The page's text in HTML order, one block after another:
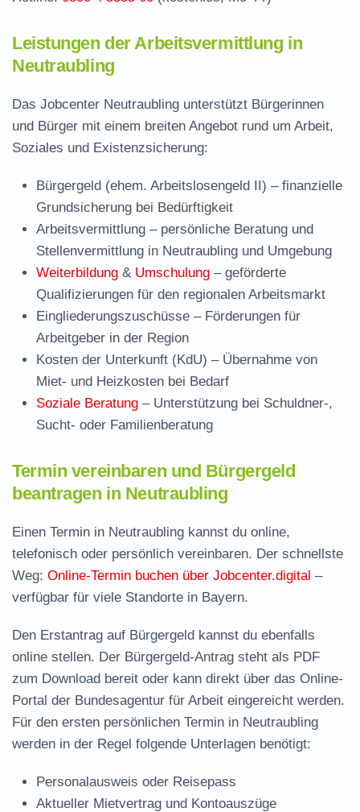
Leistungen der Arbeitsvermittlung in
Neutraubling
Das Jobcenter Neutraubling unterstützt Bürgerinnen
und Bürger mit einem breiten Angebot rund um Arbeit,
Soziales und Existenzsicherung:
Bürgergeld (ehem. Arbeitslosengeld II) – finanzielle
Grundsicherung bei Bedürftigkeit
Arbeitsvermittlung – persönliche Beratung und
Stellenvermittlung in Neutraubling und Umgebung
Weiterbildung & Umschulung – geförderte
Qualifizierungen für den regionalen Arbeitsmarkt
Eingliederungszuschüsse – Förderungen für
Arbeitgeber in der Region
Kosten der Unterkunft (KdU) – Übernahme von
Miet- und Heizkosten bei Bedarf
Soziale Beratung – Unterstützung bei Schuldner-,
Sucht- oder Familienberatung
Termin vereinbaren und Bürgergeld
beantragen in Neutraubling
Einen Termin in Neutraubling kannst du online,
telefonisch oder persönlich vereinbaren. Der schnellste
Weg: Online-Termin buchen über Jobcenter.digital –
verfügbar für viele Standorte in Bayern.
Den Erstantrag auf Bürgergeld kannst du ebenfalls
online stellen. Der Bürgergeld-Antrag steht als PDF
zum Download bereit oder kann direkt über das Online-
Portal der Bundesagentur für Arbeit eingereicht werden.
Für den ersten persönlichen Termin in Neutraubling
werden in der Regel folgende Unterlagen benötigt:
Personalausweis oder Reisepass
Aktueller Mietvertrag und Kontoauszüge